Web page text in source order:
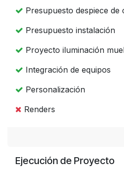
Presupuesto despiece de
Presupuesto instalación
Proyecto iluminación
Integración de equipos
Personalización
Renders
Ejecución de Proyecto